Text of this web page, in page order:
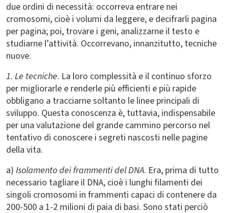
due ordini di necessità: occorreva entrare nei
cromosomi, cioè i volumi da leggere, e decifrarli pagina
per pagina; poi, trovare i geni, analizzarne il testo e
studiarne l’attività. Occorrevano, innanzitutto, tecniche
nuove.
1. Le tecniche. La loro complessità e il continuo sforzo
per migliorarle e renderle più efficienti e più rapide
obbligano a tracciarne soltanto le linee principali di
sviluppo. Questa conoscenza è, tuttavia, indispensabile
per una valutazione del grande cammino percorso nel
tentativo di conoscere i segreti nascosti nelle pagine
della vita.
a) Isolamento dei frammenti del DNA. Era, prima di tutto
necessario tagliare il DNA, cioè i lunghi filamenti dei
singoli cromosomi in frammenti capaci di contenere da
200-500 a 1-2 milioni di paia di basi. Sono stati perciò